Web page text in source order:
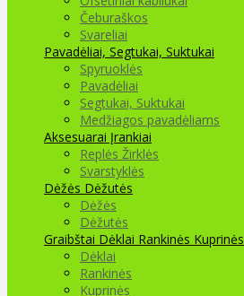
Čeburaškos
Svareliai
Pavadėliai, Segtukai, Suktukai
Spyruoklės
Pavadėliai
Segtukai, Suktukai
Medžiagos pavadėliams
Aksesuarai Įrankiai
Replės Žirklės
Svarstyklės
Dėžės Dėžutės
Dėžės
Dėžutės
Graibštai Dėklai Rankinės Kuprinės
Dėklai
Rankinės
Kuprinės